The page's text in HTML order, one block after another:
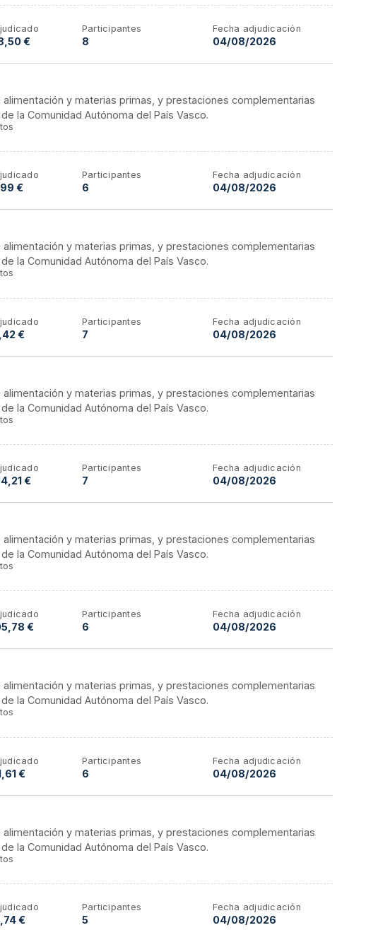
€
Participantes
8
Fecha adjudicación
04/08/2026
y materias primas, y prestaciones complementarias
la Comunidad Autónoma del País Vasco.
€
Participantes
6
Fecha adjudicación
04/08/2026
y materias primas, y prestaciones complementarias
la Comunidad Autónoma del País Vasco.
€
Participantes
7
Fecha adjudicación
04/08/2026
y materias primas, y prestaciones complementarias
la Comunidad Autónoma del País Vasco.
€
Participantes
7
Fecha adjudicación
04/08/2026
y materias primas, y prestaciones complementarias
la Comunidad Autónoma del País Vasco.
€
Participantes
6
Fecha adjudicación
04/08/2026
y materias primas, y prestaciones complementarias
la Comunidad Autónoma del País Vasco.
€
Participantes
6
Fecha adjudicación
04/08/2026
y materias primas, y prestaciones complementarias
la Comunidad Autónoma del País Vasco.
€
Participantes
5
Fecha adjudicación
04/08/2026